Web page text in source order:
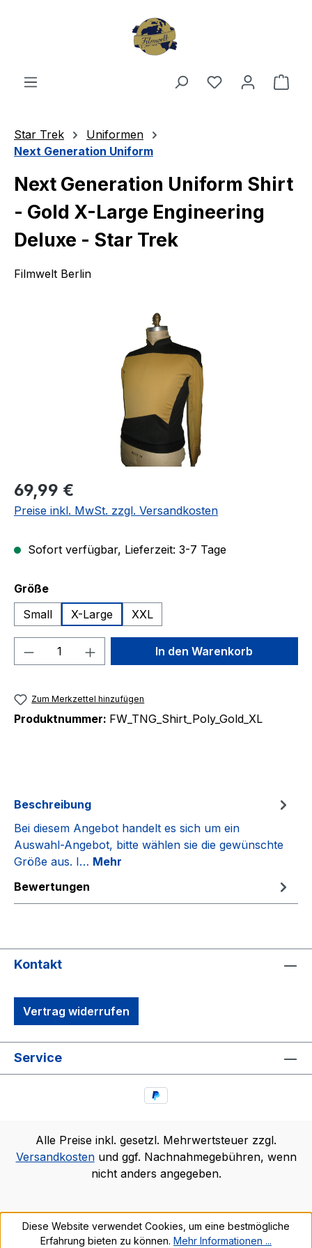
Du hast 0
Star Trek
Uniformen
Next Generation Uniform
Next Generation Uniform Shirt
- Gold X-Large Engineering
Deluxe - Star Trek
Filmwelt Berlin
Regulärer Preis:
69,99 €
Preise inkl. MwSt. zzgl. Versandkosten
Sofort verfügbar, Lieferzeit: 3-7 Tage
Größeauswählen
Small
X-Large XXL
Produkt Anzahl: Gib denIn den Warenkorb
Zum Merkzettel hinzufügen
Produktnummer: FW_TNG_Shirt_Poly_Gold_XL
Beschreibung
Bei diesem Angebot handelt es sich um ein
Auswahl-Angebot, bitte wählen sie die gewünschte
Größe aus. I… Mehr
Bewertungen
Kontakt
Vertrag widerrufen
Service
Alle Preise inkl. gesetzl. Mehrwertsteuer zzgl.
Versandkostenund ggf. Nachnahmegebühren, wenn
nicht anders angegeben.
Diese Website verwendet Cookies, um eine bestmögliche
Erfahrung bieten zu können. Mehr Informationen ...